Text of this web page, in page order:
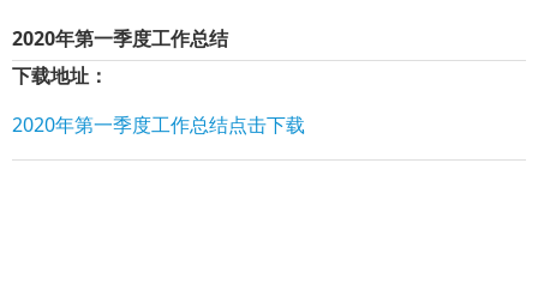
2020年第一季度工作总结
下载地址：
2020年第一季度工作总结点击下载